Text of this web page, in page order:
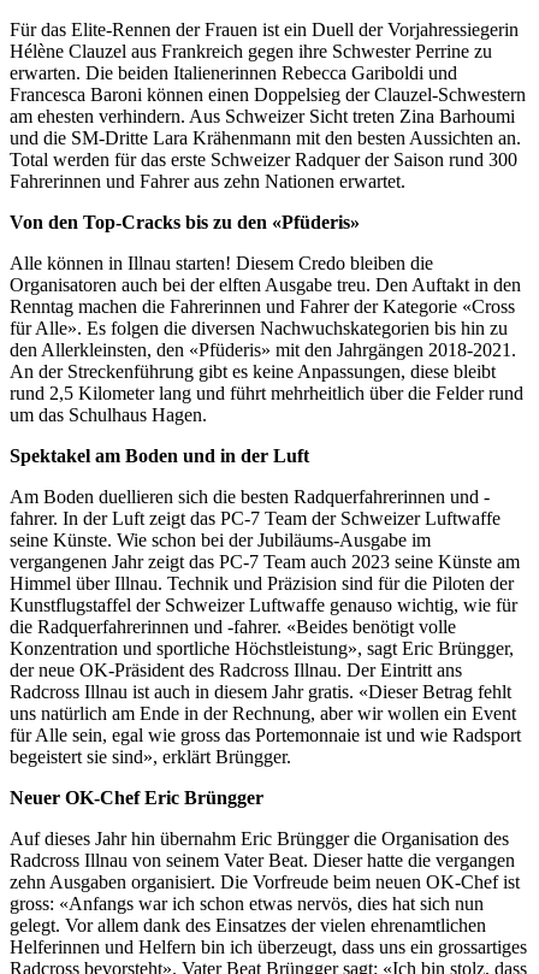
Für das Elite-Rennen der Frauen ist ein Duell der Vorjahressiegerin
Hélène Clauzel aus Frankreich gegen ihre Schwester Perrine zu
erwarten. Die beiden Italienerinnen Rebecca Gariboldi und
Francesca Baroni können einen Doppelsieg der Clauzel-Schwestern
am ehesten verhindern. Aus Schweizer Sicht treten Zina Barhoumi
und die SM-Dritte Lara Krähenmann mit den besten Aussichten an.
Total werden für das erste Schweizer Radquer der Saison rund 300
Fahrerinnen und Fahrer aus zehn Nationen erwartet.
Von den Top-Cracks bis zu den «Pfüderis»
Alle können in Illnau starten! Diesem Credo bleiben die
Organisatoren auch bei der elften Ausgabe treu. Den Auftakt in den
Renntag machen die Fahrerinnen und Fahrer der Kategorie «Cross
für Alle». Es folgen die diversen Nachwuchskategorien bis hin zu
den Allerkleinsten, den «Pfüderis» mit den Jahrgängen 2018-2021.
An der Streckenführung gibt es keine Anpassungen, diese bleibt
rund 2,5 Kilometer lang und führt mehrheitlich über die Felder rund
um das Schulhaus Hagen.
Spektakel am Boden und in der Luft
Am Boden duellieren sich die besten Radquerfahrerinnen und -
fahrer. In der Luft zeigt das PC-7 Team der Schweizer Luftwaffe
seine Künste. Wie schon bei der Jubiläums-Ausgabe im
vergangenen Jahr zeigt das PC-7 Team auch 2023 seine Künste am
Himmel über Illnau. Technik und Präzision sind für die Piloten der
Kunstflugstaffel der Schweizer Luftwaffe genauso wichtig, wie für
die Radquerfahrerinnen und -fahrer. «Beides benötigt volle
Konzentration und sportliche Höchstleistung», sagt Eric Brüngger,
der neue OK-Präsident des Radcross Illnau. Der Eintritt ans
Radcross Illnau ist auch in diesem Jahr gratis. «Dieser Betrag fehlt
uns natürlich am Ende in der Rechnung, aber wir wollen ein Event
für Alle sein, egal wie gross das Portemonnaie ist und wie Radsport
begeistert sie sind», erklärt Brüngger.
Neuer OK-Chef Eric Brüngger
Auf dieses Jahr hin übernahm Eric Brüngger die Organisation des
Radcross Illnau von seinem Vater Beat. Dieser hatte die vergangen
zehn Ausgaben organisiert. Die Vorfreude beim neuen OK-Chef ist
gross: «Anfangs war ich schon etwas nervös, dies hat sich nun
gelegt. Vor allem dank des Einsatzes der vielen ehrenamtlichen
Helferinnen und Helfern bin ich überzeugt, dass uns ein grossartiges
Radcross bevorsteht». Vater Beat Brüngger sagt: «Ich bin stolz, dass